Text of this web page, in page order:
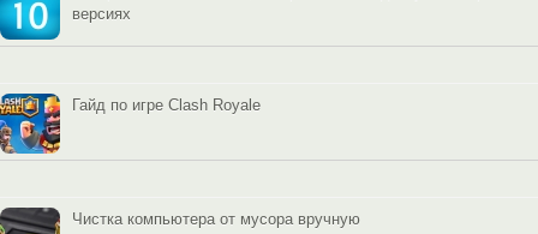
версиях
Гайд по игре Clash Royale
Чистка компьютера от мусора вручную